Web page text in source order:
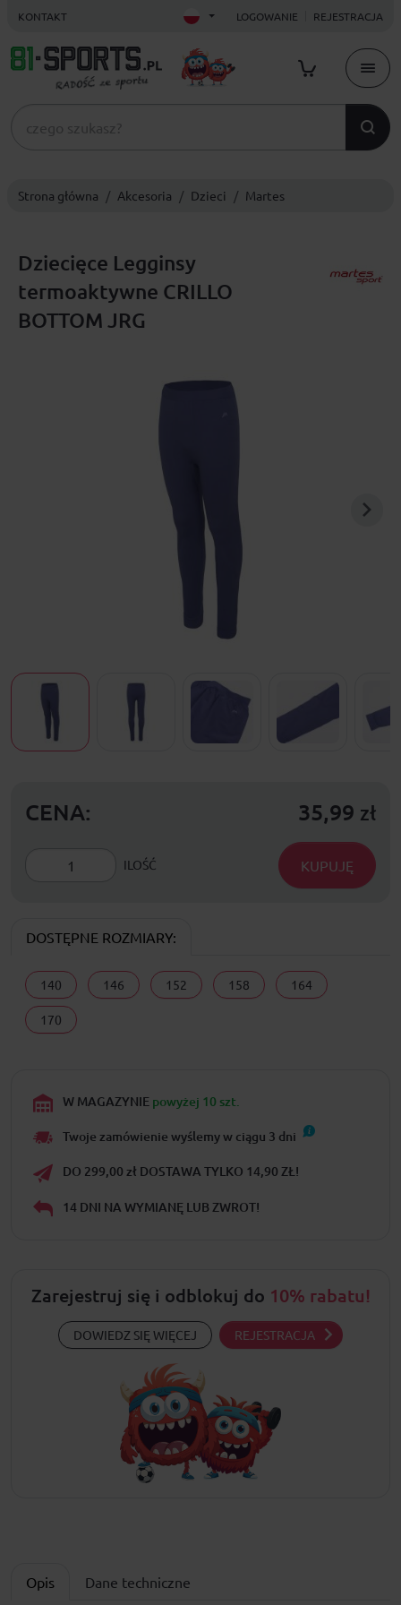
KONTAKT LOGOWANIE REJESTRACJA
Strona główna Akcesoria Dzieci Martes
Dziecięce Legginsy
termoaktywne CRILLO
BOTTOM JRG
CENA: 35,99 zł
ILOŚĆ KUPUJĘ
DOSTĘPNE ROZMIARY:
140 146 152 158 164
170
W MAGAZYNIE powyżej 10 szt.
Twoje zamówienie wyślemy w ciągu 3 dni
DO 299,00 zł DOSTAWA TYLKO 14,90 ZŁ!
14 DNI NA WYMIANĘ LUB ZWROT!
Zarejestruj się i odblokuj do 10% rabatu!
DOWIEDZ SIĘ WIĘCEJ REJESTRACJA
Opis Dane techniczne